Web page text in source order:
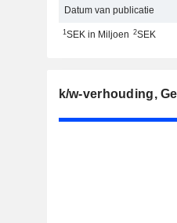
Datum van publicatie
1SEK in Miljoen 2SEK
k/w-verhouding,